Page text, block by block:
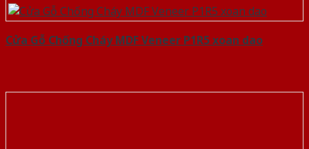
Cửa Gỗ Chống Cháy MDF Veneer P1R5 xoan dao